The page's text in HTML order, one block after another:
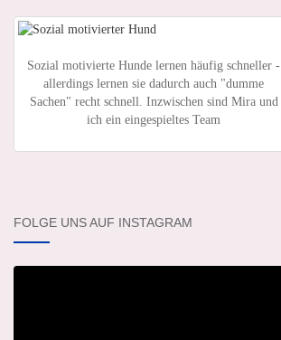
Sozial motivierte Hunde lernen häufig schneller -
allerdings lernen sie dadurch auch "dumme
Sachen" recht schnell. Inzwischen sind Mira und
ich ein eingespieltes Team
FOLGE UNS AUF INSTAGRAM